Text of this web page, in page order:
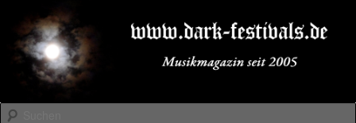
primären
Inhalt
springenDARK-FESTIVALS.DE
Suchen